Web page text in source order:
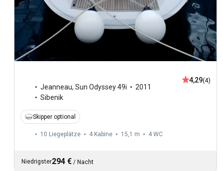
Jeanneau, Sun Odyssey 49i
2011
Sibenik
4,29(4)
Skipper optional
10 Liegeplätze 4 Kabine 15,1 m 4 WC
Niedrigster294 € / Nacht